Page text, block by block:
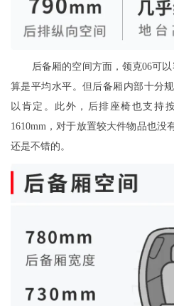
后备厢的空间方面，领克06可
算是平均水平。但后备厢内部十分
以肯定。此外，后排座椅也支持
1610mm，对于放置较大件物品也没
还是不错的。